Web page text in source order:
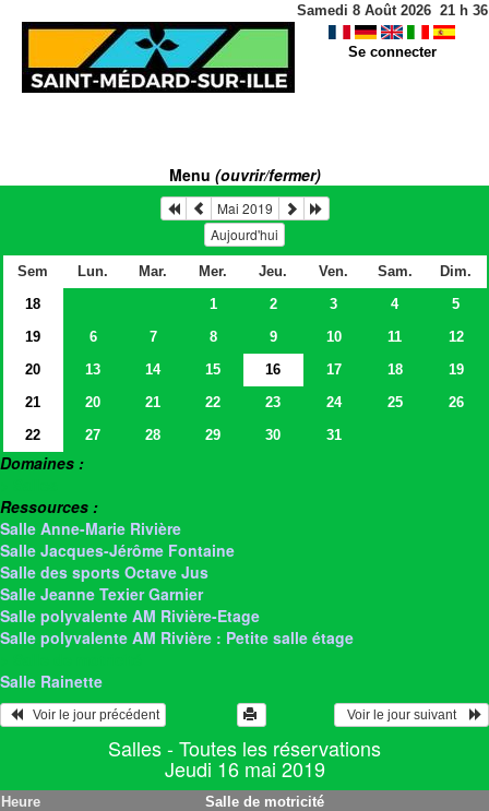
Samedi 8 Août 2026 21h 36
Se connecter
Menu (ouvrir/fermer)
Mai 2019
Aujourd'hui
Sem Lun. Mar. Mer. Jeu. Ven. Sam.
Dim.
18
1 2 3 4
5
19
6 7 8 9 10 11
12
20
13 14 15 16 17 18
19
21
20 21 22 23 24 25
26
22
27 28 29 30 31
Domaines :
Ressources :
Salle Anne-Marie Rivière
Salle Jacques-Jérôme Fontaine
Salle des sports Octave Jus
Salle Jeanne Texier Garnier
Salle polyvalente AM Rivière-Etage
Salle polyvalente AM Rivière : Petite salle étage
Salle Rainette
   Voir le jour précédent
  Voir le jour suivant
Salles - Toutes les réservations
Jeudi 16 mai 2019
Heure
Salle de motricité